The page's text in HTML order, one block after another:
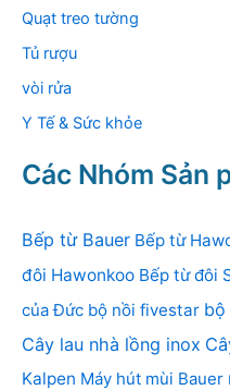
Quạt treo tường
Tủ rượu
vòi rửa
Y Tế & Sức khỏe
Các Nhóm Sản
Bếp từ Bauer Bếp từ
đôi Hawonkoo Bếp từ đôi
của Đức bộ nồi fivestar bộ
Cây lau nhà lồng inox
Kalpen Máy hút mùi Bauer